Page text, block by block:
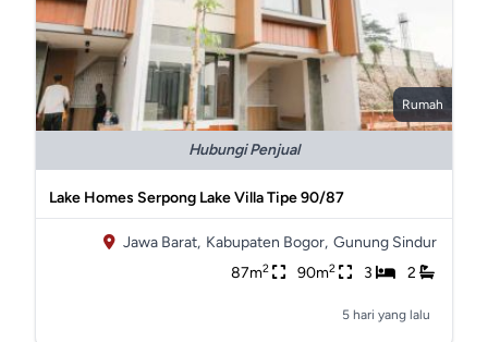
Rumah
Hubungi Penjual
Lake Homes Serpong Lake Villa Tipe 90/87
Jawa Barat, Kabupaten Bogor, Gunung Sindur
87m2 90m2 3 2
5 hari yang lalu